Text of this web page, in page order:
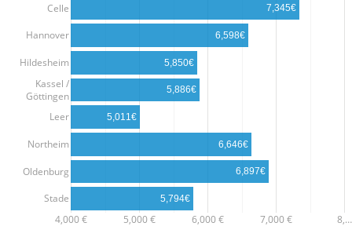
4,000 € 5,000 € 6,000 € 7,000 € 8,…
Celle
Hannover
Hildesheim
Kassel /
Göttingen
Leer
Northeim
Oldenburg
Stade
7,345€
6,598€
5,850€
5,886€
5,011€
6,646€
6,897€
5,794€